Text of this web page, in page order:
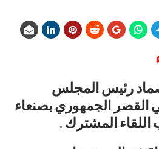
رئيس المجلس
القصر الجمهوري بصنعاء
اللقاء المشترك .